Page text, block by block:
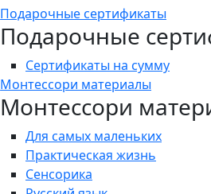
Подарочные сертификаты
Подарочные
Сертификаты на сумму
Монтессори материалы
Монтессори
Для самых маленьких
Практическая жизнь
Сенсорика